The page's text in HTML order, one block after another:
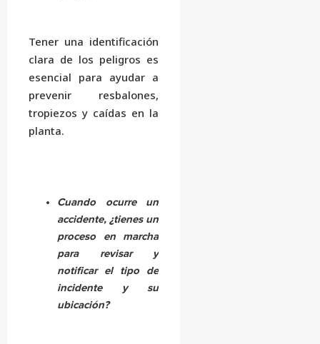
Tener una identificación
clara de los peligros es
esencial para ayudar a
prevenir resbalones,
tropiezos y caídas en la
planta.
Cuando ocurre un
accidente, ¿tienes un
proceso en marcha
para revisar y
notificar el tipo de
incidente y su
ubicación?